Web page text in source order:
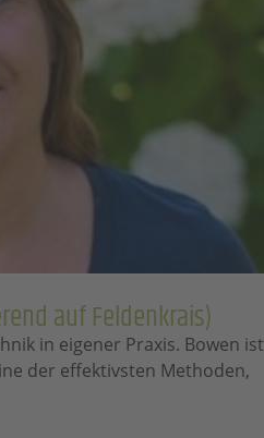
auf Feldenkrais)
in eigener Praxis. Bowen ist
der effektivsten Methoden,